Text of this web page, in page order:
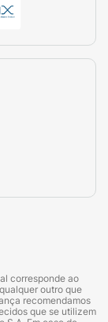
corresponde ao
outro que
recomendamos
que se utilizem